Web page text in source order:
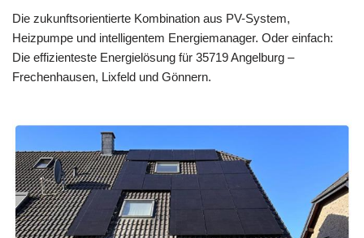
Die zukunftsorientierte Kombination aus PV-System,
Heizpumpe und intelligentem Energiemanager. Oder einfach:
Die effizienteste Energielösung für 35719 Angelburg –
Frechenhausen, Lixfeld und Gönnern.